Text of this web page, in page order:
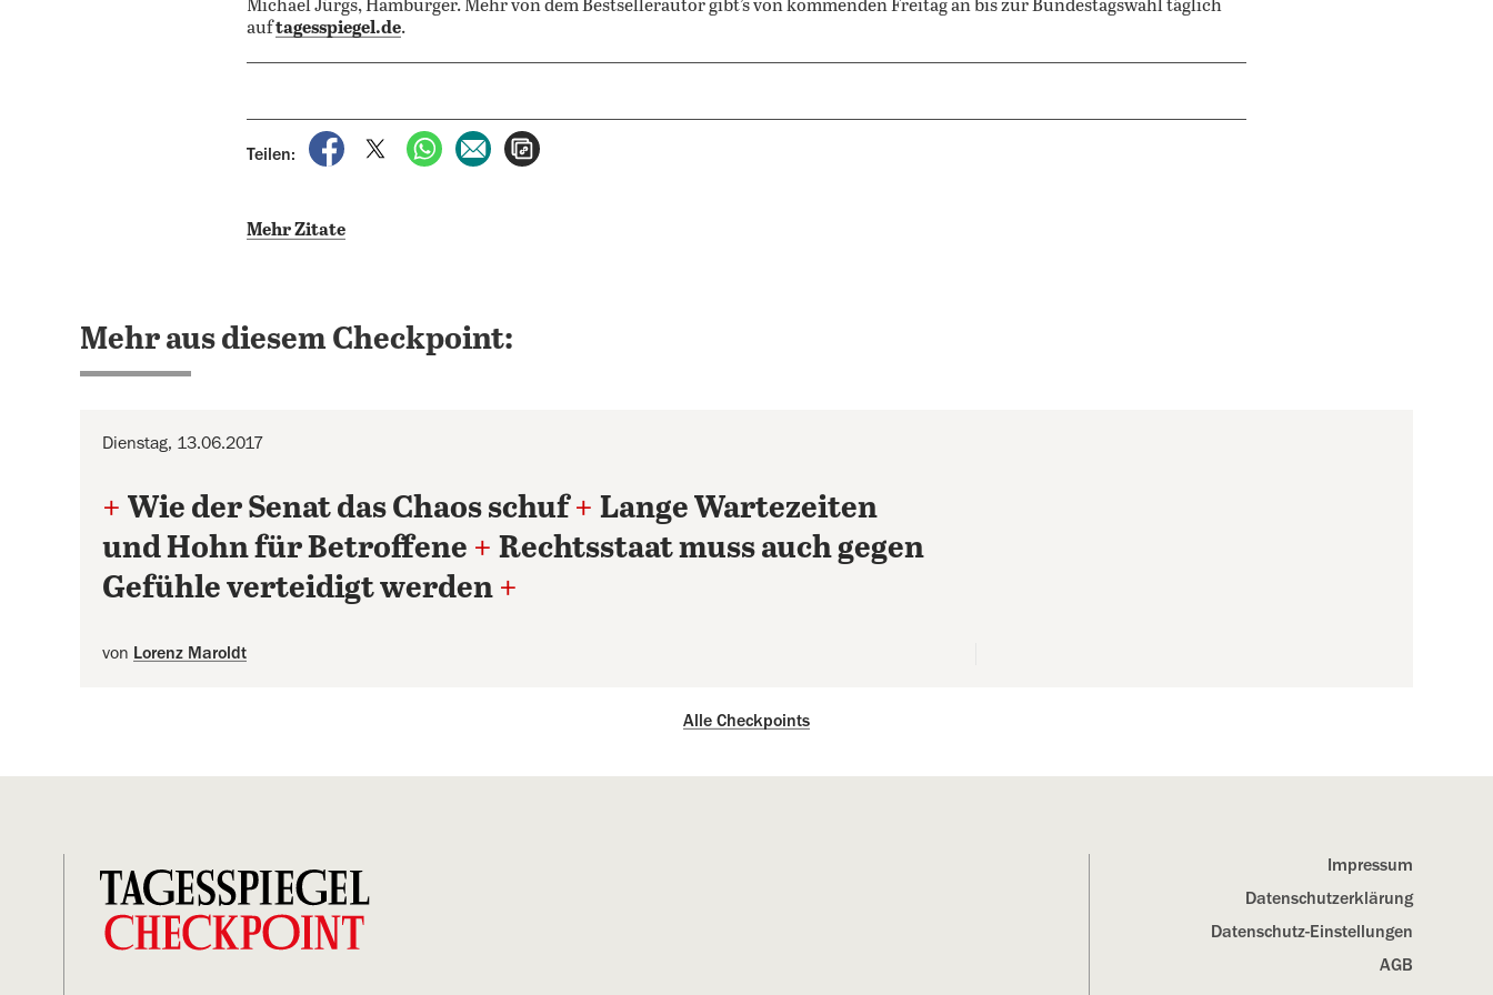
Michael Jürgs, Hamburger. Mehr von dem Bestsellerautor gibt’s von kommenden Freitag an bis zur Bundestagswahl täglich
auftagesspiegel.de.
Teilen:
auf Facebook teilen
auf X teilenper WhatsApp teilen
per E-Mail teilen
Mehr Zitate
Mehr aus diesem Checkpoint:
Dienstag, 13.06.2017
+ Wie der Senat das Chaos schuf + Lange Wartezeiten
und Hohn für Betroffene + Rechtsstaat muss auch gegen
Gefühle verteidigt werden +
von Lorenz Maroldt
Alle Checkpoints
Impressum
Datenschutz­erklärung
Datenschutz-Einstellungen
AGB